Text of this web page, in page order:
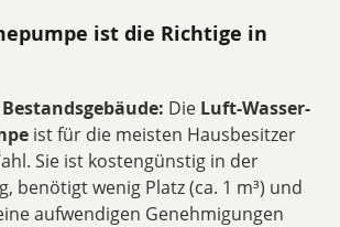
ist die Richtige in
Die Luft-Wasser-
ist für die meisten Hausbesitzer
Sie ist kostengünstig in der
benötigt wenig Platz (ca. 1 m³) und
aufwendigen Genehmigungen